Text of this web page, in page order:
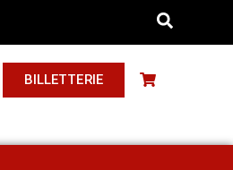
BILLETTERIE